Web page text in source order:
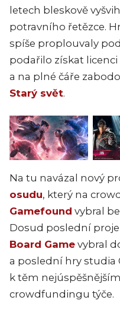
letech bleskově
potravního řetězce.
spíše proplouvaly
podařilo získat
a na plné čáře
Starý svět.
Na tu navázal nový
osudu, který na
Gamefound vybral
Dosud poslední
Board Game vybral
a poslední hry studia
k těm
crowdfundingu týče.